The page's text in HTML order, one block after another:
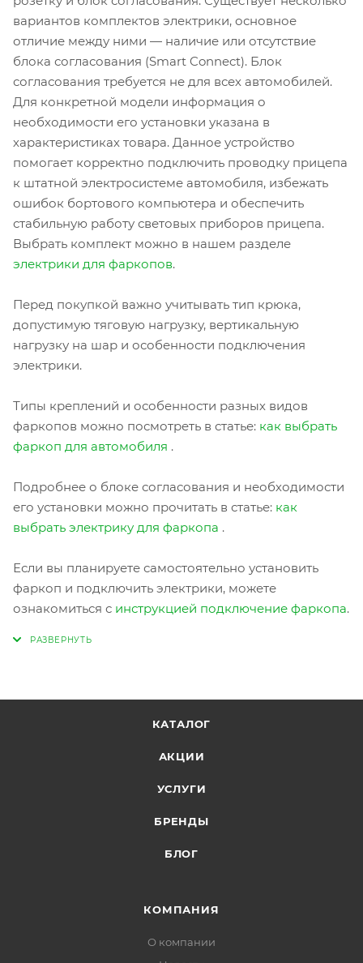
вариантов комплектов электрики, основное
отличие между ними — наличие или отсутствие
блока согласования (Smart Connect). Блок
согласования требуется не для всех автомобилей.
Для конкретной модели информация о
необходимости его установки указана в
характеристиках товара. Данное устройство
помогает корректно подключить проводку прицепа
к штатной электросистеме автомобиля, избежать
ошибок бортового компьютера и обеспечить
стабильную работу световых приборов прицепа.
Выбрать комплект можно в нашем разделе
электрики для фаркопов.
Перед покупкой важно учитывать тип крюка,
допустимую тяговую нагрузку, вертикальную
нагрузку на шар и особенности подключения
электрики.
Типы креплений и особенности разных видов
фаркопов можно посмотреть в статье: как выбрать
фаркоп для автомобиля .
Подробнее о блоке согласования и необходимости
его установки можно прочитать в статье: как
выбрать электрику для фаркопа .
Если вы планируете самостоятельно установить
фаркоп и подключить электрики, можете
ознакомиться с инструкцией подключение фаркопа.
КАТАЛОГ
АКЦИИ
УСЛУГИ
БРЕНДЫ
БЛОГ
КОМПАНИЯ
О компании